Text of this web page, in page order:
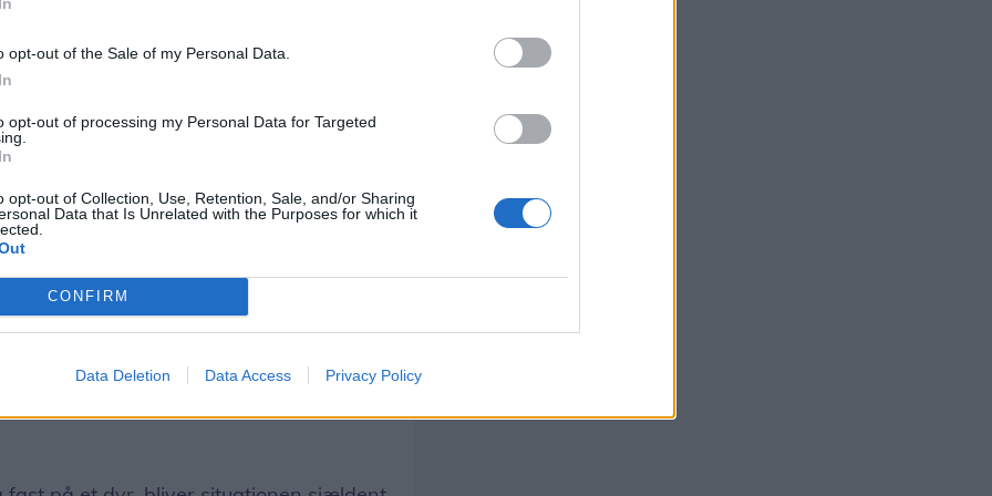
opt-out of the Sale of my Personal Data.
opt-out of processing my Personal Data for Targeted
opt-out of Collection, Use, Retention, Sale, and/or Sharing
Data that Is Unrelated with the Purposes for which it
CONFIRM
Data Deletion Data Access Privacy Policy
på tværs af mange dyrearter: Affald,
fra borgere, der har set gæs
strips eller plastikemballage viklet om
om pindsvin, som har fået snore viklet
rapporterer borgere om sæler med
er konsekvenserne de samme. Affaldet
dyrets bevægelser og kan gøre det